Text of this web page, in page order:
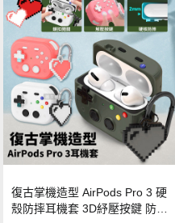
復古掌機造型 AirPods Pro 3 硬
殼防摔耳機套 3D紓壓按鍵 防開